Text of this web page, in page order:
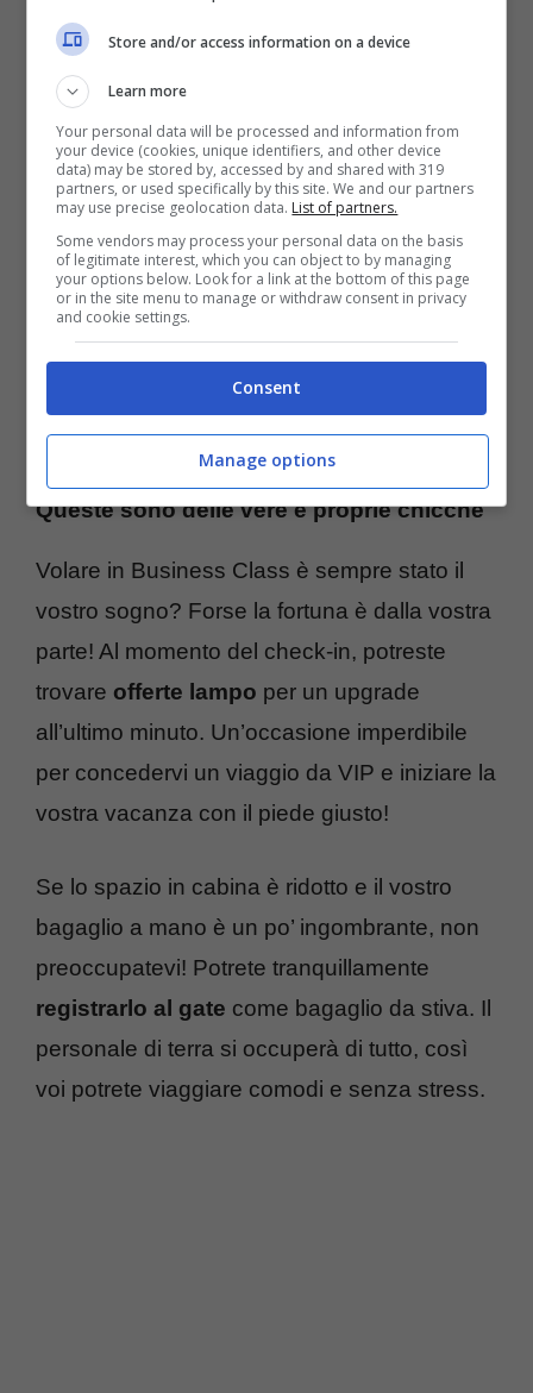
potrebbero creare problemi di smistamento e
causare inutili ritardi. Un bagaglio “pulito” è
un bagaglio felice!
passaporti – ttiviaggi.it
Queste sono delle vere e proprie chicche
Volare in Business Class è sempre stato il
vostro sogno? Forse la fortuna è dalla vostra
parte! Al momento del check-in, potreste
trovare offerte lampo per un upgrade
all’ultimo minuto. Un’occasione imperdibile
per concedervi un viaggio da VIP e iniziare la
vostra vacanza con il piede giusto!
Se lo spazio in cabina è ridotto e il vostro
bagaglio a mano è un po’ ingombrante, non
preoccupatevi! Potrete tranquillamente
registrarlo al gate come bagaglio da stiva. Il
personale di terra si occuperà di tutto, così
voi potrete viaggiare comodi e senza stress.
Store and/or access information on a device
Learn more
Your personal data will be processed and information from
your device (cookies, unique identifiers, and other device
data) may be stored by, accessed by and shared with 319
partners, or used specifically by this site. We and our partners
may use precise geolocation data. List of partners.
Some vendors may process your personal data on the basis
of legitimate interest, which you can object to by managing
your options below. Look for a link at the bottom of this page
or in the site menu to manage or withdraw consent in privacy
and cookie settings.
Consent
Manage options